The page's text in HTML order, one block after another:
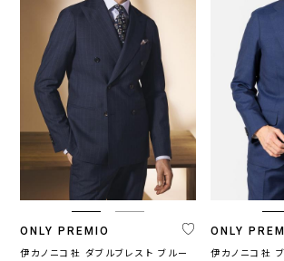
ONLY PREMIO
伊カノニコ社 ダブルブレスト ブルー
ONLY
伊